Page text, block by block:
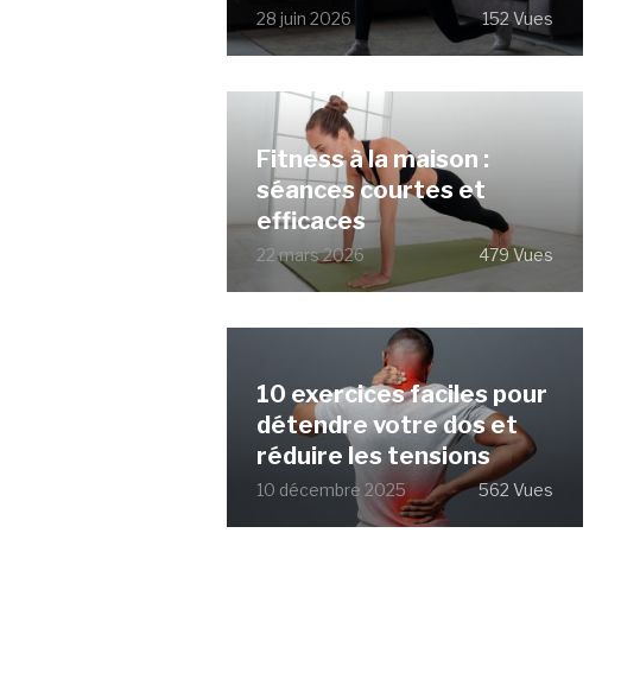
28 juin 2026 152 Vues
Fitness à la maison :
séances courtes et
efficaces
22 mars 2026 479 Vues
10 exercices faciles pour
détendre votre dos et
réduire les tensions
10 décembre 2025 562 Vues